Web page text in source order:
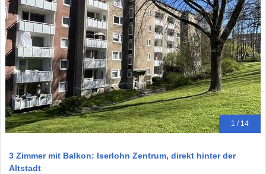
1 / 14
3 Zimmer mit Balkon: Iserlohn Zentrum, direkt hinter der
Altstadt